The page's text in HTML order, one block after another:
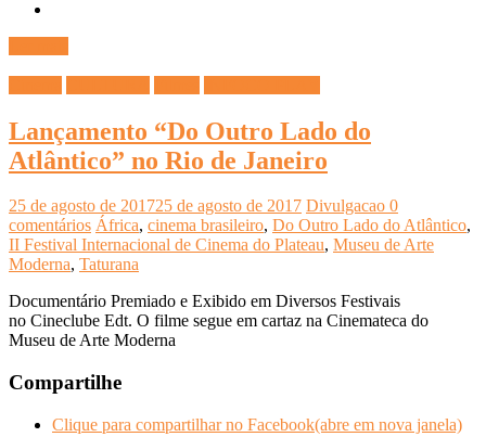
Lançamento “Do Outro Lado do
Atlântico” no Rio de Janeiro
25 de agosto de 201725 de agosto de 2017 Divulgacao 0
comentários África, cinema brasileiro, Do Outro Lado do Atlântico,
II Festival Internacional de Cinema do Plateau, Museu de Arte
Moderna, Taturana
Documentário Premiado e Exibido em Diversos Festivais
no Cineclube Edt. O filme segue em cartaz na Cinemateca do
Museu de Arte Moderna
Compartilhe
Clique para compartilhar no Facebook(abre em nova janela)